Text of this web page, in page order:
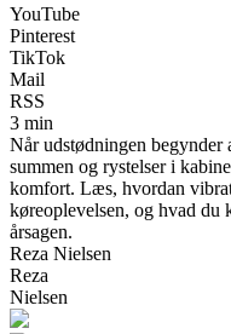
YouTube
Pinterest
TikTok
Mail
RSS
3 min
Når udstødningen begynder
summen og rystelser i
komfort. Læs, hvordan
køreoplevelsen, og hvad du
årsagen.
Reza Nielsen
Reza
Nielsen